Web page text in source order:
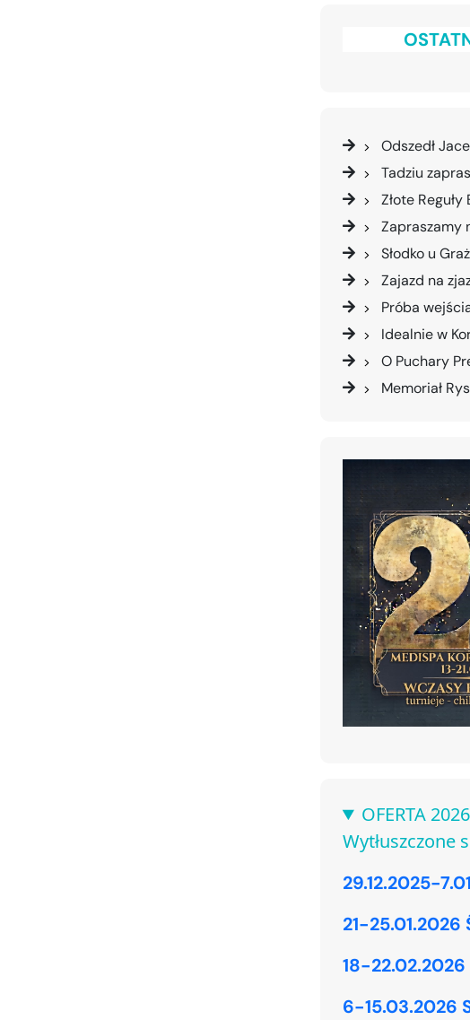
Odszedł
Tadziu
Złote Reguły
Zapraszamy
Słodko u
Zajazd na
Próba
Idealnie w
O Puchary
Memoriał
OFERTA 2026
Wytłuszczone
29.12.2025-
21-25.01.2026
18-
6-15.03.2026